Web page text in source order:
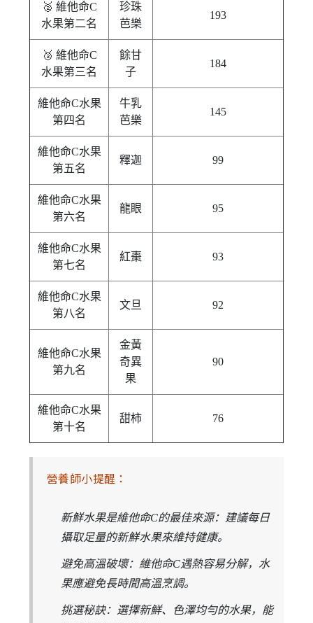
🥈 維他命C
水果第二名
珍珠
芭樂
193
🥉 維他命C
水果第三名
餘甘
子
184
維他命C水果
第四名
牛乳
芭樂
145
維他命C水果
第五名
釋迦 99
維他命C水果
第六名
龍眼 95
維他命C水果
第七名
紅棗 93
維他命C水果
第八名
文旦 92
維他命C水果
第九名
金黃
奇異
果
90
維他命C水果
第十名
甜柿 76
營養師小提醒：
新鮮水果是維他命C的最佳來源：建議每日
攝取足量的新鮮水果來維持健康。
避免高溫破壞：維他命C遇熱容易分解，水
果應避免長時間高溫烹調。
挑選秘訣：選擇新鮮、色澤均勻的水果，能